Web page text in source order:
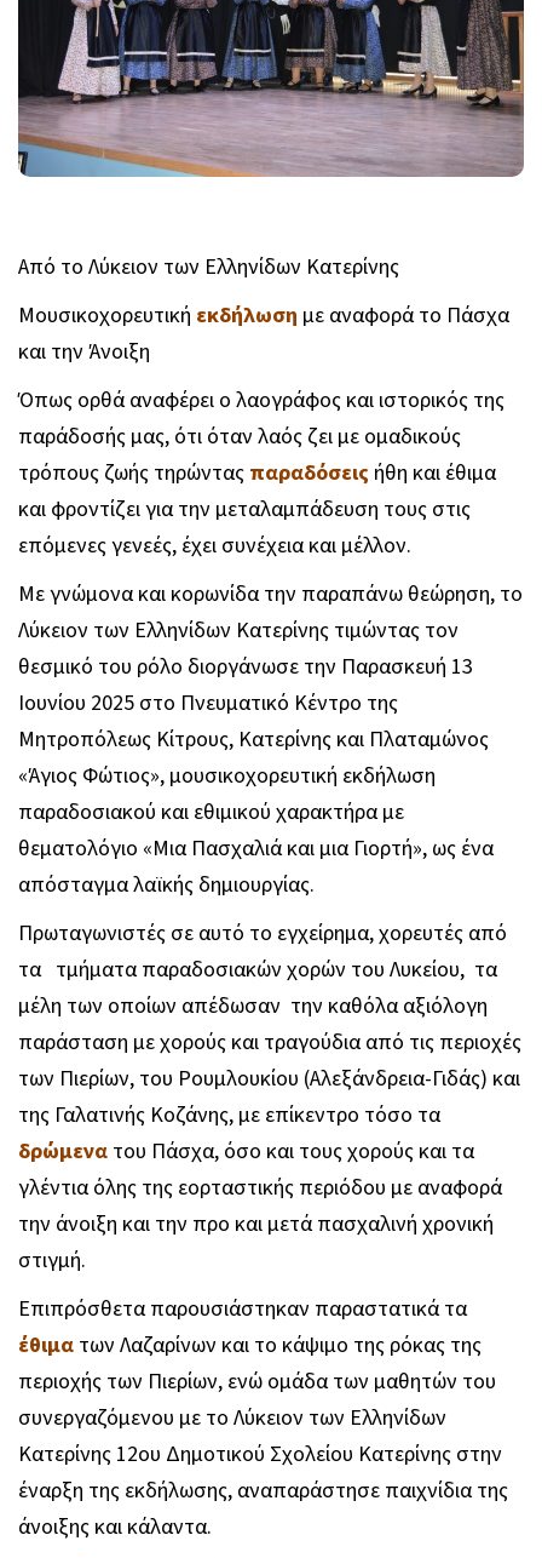
Από το Λύκειον των Ελληνίδων Κατερίνης
Μουσικοχορευτική εκδήλωση με αναφορά το Πάσχα
και την Άνοιξη
Όπως ορθά αναφέρει ο λαογράφος και ιστορικός της
παράδοσής μας, ότι όταν λαός ζει με ομαδικούς
τρόπους ζωής τηρώντας παραδόσεις ήθη και έθιμα
και φροντίζει για την μεταλαμπάδευση τους στις
επόμενες γενεές, έχει συνέχεια και μέλλον.
Με γνώμονα και κορωνίδα την παραπάνω θεώρηση, το
Λύκειον των Ελληνίδων Κατερίνης τιμώντας τον
θεσμικό του ρόλο διοργάνωσε την Παρασκευή 13
Ιουνίου 2025 στο Πνευματικό Κέντρο της
Μητροπόλεως Κίτρους, Κατερίνης και Πλαταμώνος
«Άγιος Φώτιος», μουσικοχορευτική εκδήλωση
παραδοσιακού και εθιμικού χαρακτήρα με
θεματολόγιο «Μια Πασχαλιά και μια Γιορτή», ως ένα
απόσταγμα λαϊκής δημιουργίας.
Πρωταγωνιστές σε αυτό το εγχείρημα, χορευτές από
τα τμήματα παραδοσιακών χορών του Λυκείου, τα
μέλη των οποίων απέδωσαν την καθόλα αξιόλογη
παράσταση με χορούς και τραγούδια από τις περιοχές
των Πιερίων, του Ρουμλουκίου (Αλεξάνδρεια-Γιδάς) και
της Γαλατινής Κοζάνης, με επίκεντρο τόσο τα
δρώμενα του Πάσχα, όσο και τους χορούς και τα
γλέντια όλης της εορταστικής περιόδου με αναφορά
την άνοιξη και την προ και μετά πασχαλινή χρονική
στιγμή.
Επιπρόσθετα παρουσιάστηκαν παραστατικά τα
έθιμα των Λαζαρίνων και το κάψιμο της ρόκας της
περιοχής των Πιερίων, ενώ ομάδα των μαθητών του
συνεργαζόμενου με το Λύκειον των Ελληνίδων
Κατερίνης 12ου Δημοτικού Σχολείου Κατερίνης στην
έναρξη της εκδήλωσης, αναπαράστησε παιχνίδια της
άνοιξης και κάλαντα.